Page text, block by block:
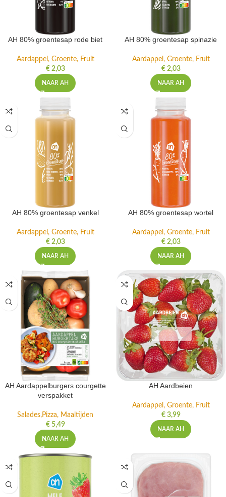
AH 80% groentesap rode biet
Aardappel, Groente, Fruit
€2,03
NAAR AH
AH 80% groentesap spinazie
Aardappel, Groente, Fruit
€2,03
NAAR AH
AH 80% groentesap venkel
Aardappel, Groente, Fruit
€2,03
NAAR AH
AH 80% groentesap wortel
Aardappel, Groente, Fruit
€2,03
NAAR AH
AH Aardappelburgers courgette
verspakket
Salades,Pizza, Maaltijden
€5,49
NAAR AH
AH Aardbeien
Aardappel, Groente, Fruit
€3,99
NAAR AH